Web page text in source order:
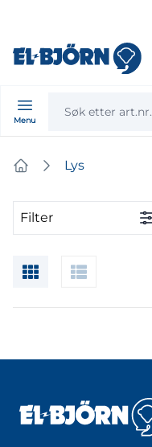
Menu
Lys
Filter